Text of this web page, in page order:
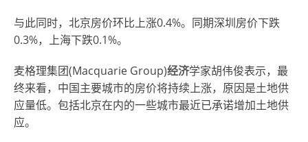
与此同时，北京房价环比上涨0.4%。同期深圳房价下跌
0.3%，上海下跌0.1%。
麦格理集团(Macquarie Group)经济学家胡伟俊表示，最
终来看，中国主要城市的房价将持续上涨，原因是土地供
应量低。包括北京在内的一些城市最近已承诺增加土地供
应。